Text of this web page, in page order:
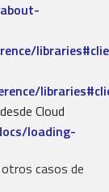
Cloud
loading-
casos de